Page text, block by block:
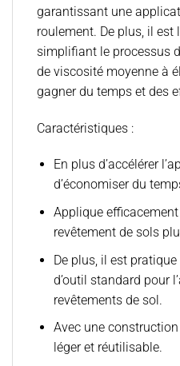
garantissant une
roulement. De plus, il est
simplifiant le processus
de viscosité moyenne à
gagner du temps et des
Caractéristiques :
En plus d’accélérer
d’économiser du
Applique
revêtement de sols
De plus, il est
d’outil standard pour
revêtements de sol.
Avec une
léger et réutilisable.